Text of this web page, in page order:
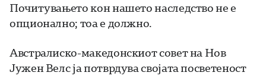
Почитувањето кон нашето наследство не е
опционално; тоа е должно.
Австралиско-македонскиот совет на Нов
Јужен Велс ја потврдува својата посветеност